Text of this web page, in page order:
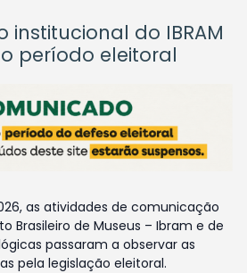
institucional do IBRAM
período eleitoral
as atividades de comunicação
Brasileiro de Museus – Ibram e de
passaram a observar as
pela legislação eleitoral.